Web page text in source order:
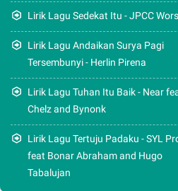
Lirik Lagu Sedekat Itu - JPCC
Lirik Lagu Andaikan Surya Pagi
Tersembunyi - Herlin Pirena
Lirik Lagu Tuhan Itu Baik - Near
Chelz and Bynonk
Lirik Lagu Tertuju Padaku - SYL
feat Bonar Abraham and Hugo
Tabalujan